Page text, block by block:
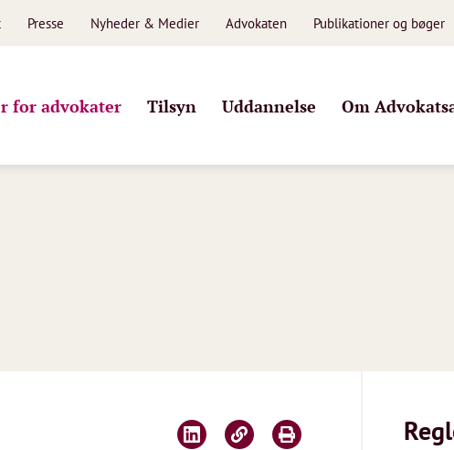
Presse Nyheder & Medier Advokaten Publikationer og bøger
for advokater Tilsyn Uddannelse Om